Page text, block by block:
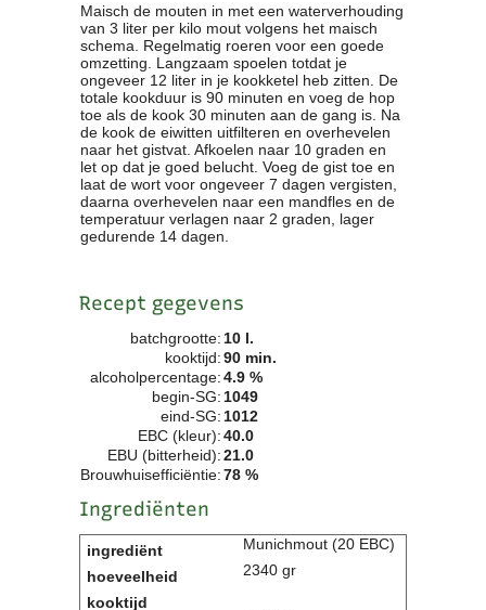
Maisch de mouten in met een waterverhouding
van 3 liter per kilo mout volgens het maisch
schema. Regelmatig roeren voor een goede
omzetting. Langzaam spoelen totdat je
ongeveer 12 liter in je kookketel heb zitten. De
totale kookduur is 90 minuten en voeg de hop
toe als de kook 30 minuten aan de gang is. Na
de kook de eiwitten uitfilteren en overhevelen
naar het gistvat. Afkoelen naar 10 graden en
let op dat je goed belucht. Voeg de gist toe en
laat de wort voor ongeveer 7 dagen vergisten,
daarna overhevelen naar een mandfles en de
temperatuur verlagen naar 2 graden, lager
gedurende 14 dagen.
Recept gegevens
batchgrootte: 10 l.
kooktijd:90 min.
alcoholpercentage:4.9 %
begin-SG: 1049
eind-SG: 1012
EBC (kleur):40.0
EBU (bitterheid):21.0
Brouwhuisefficiëntie:78 %
Ingrediënten
Munichmout (20 EBC)
2340 gr
Vereniging
Clubkalender
Informatie
Bestuur
- Historie
Reglementen
Privacyverklaring
Commissies
Polderbok
Bijzondere Leden
- Keurmeesters
- Professioneel
- Biersommeliers
Recepten
Recepten
Contact
Bericht
Locatie